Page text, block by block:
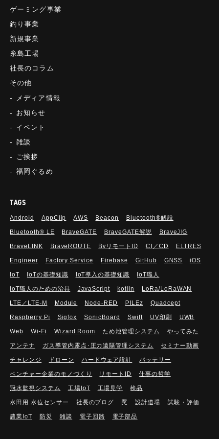
ゲーミング事業
釣り事業
新規事業
糸島工場
社長のコラム
その他
メディア情報
お知らせ
イベント
雑談
ご挨拶
福岡ぐるめ
TAGS
Android AppClip AWS Beacon Bluetooth®解説
Bluetooth®︎ LE BraveGATE BraveGATE解説 BraveJIG
BraveLINK BraveROUTE BvリモートID CI／CD ELTRES
Engineer Factory Service Firebase GitHub GNSS iOS
IoT IoTの基礎知識 IoT導入の基礎知識 IoT職人
IoT職人のための治具 JavaScript kotlin LoRa/LoRaWAN
LTE／LTE-M Module Node-RED PILEz Quadcept
Raspberry Pi Sigfox SonicBoard Swift UV印刷 UWB
Web Wi-Fi Wizard Room ため池管理システム やってみた
アンテナ ガス導管内露点･圧力遠隔管理システム セミナー動画
チャレンジ ドローン ハードウェア設計 バッテリー
ベンチャー企業のモノづくり リモートID 仕事の哲学
冠水監視システム 工場IoT 工場見学 検品
水田用 水位センサー 社長のブログ 罠 設計道場 試験・評価
農業IoT 防災 雑談 電子回路 電子部品